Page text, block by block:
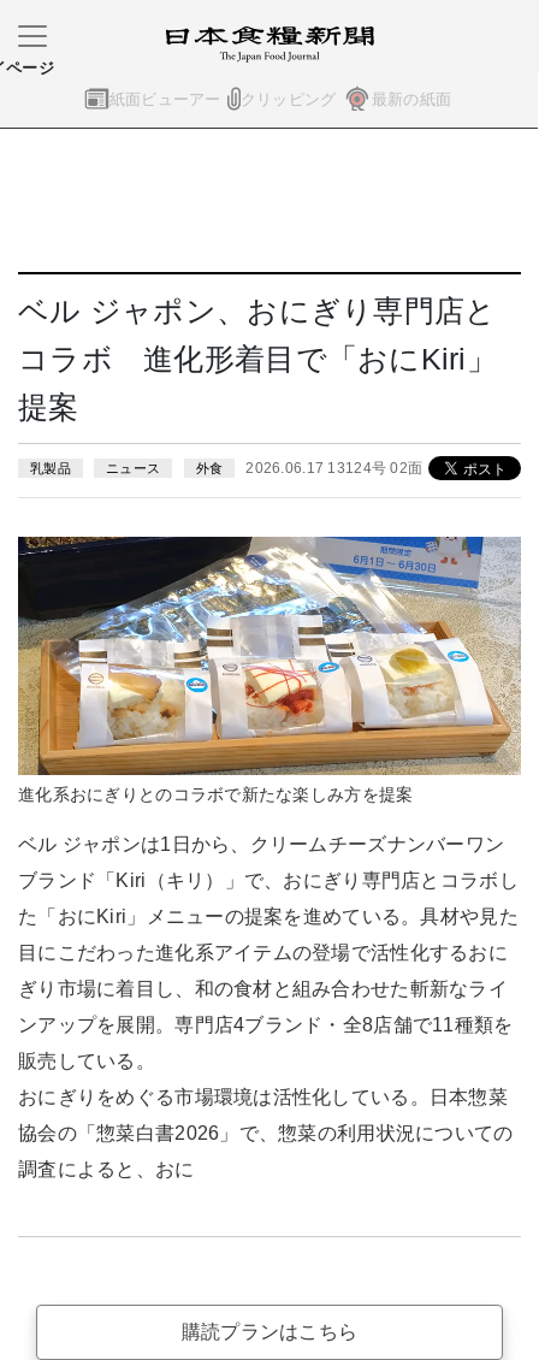
紙面ビューアー クリッピング 最新の紙面
ページ
ベル ジャポン、おにぎり専門店と
コラボ 進化形着目で「おにKiri」
提案
乳製品 ニュース 外食 2026.06.17 13124号 02面
進化系おにぎりとのコラボで新たな楽しみ方を提案
ベル ジャポンは1日から、クリームチーズナンバーワン
ブランド「Kiri（キリ）」で、おにぎり専門店とコラボし
た「おにKiri」メニューの提案を進めている。具材や見た
目にこだわった進化系アイテムの登場で活性化するおに
ぎり市場に着目し、和の食材と組み合わせた斬新なライ
ンアップを展開。専門店4ブランド・全8店舗で11種類を
販売している。
おにぎりをめぐる市場環境は活性化している。日本惣菜
協会の「惣菜白書2026」で、惣菜の利用状況についての
調査によると、おに
購読プランはこちら